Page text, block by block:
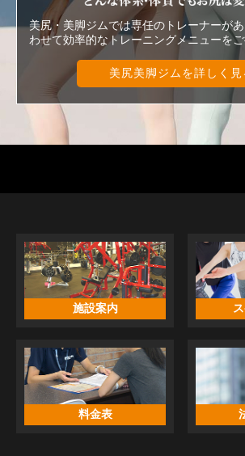
美尻・美脚ジムでは専任のトレーナーが
わせて効率的なトレーニングメニューをご
美尻美脚ジムを詳しく見
施設案内
料金表